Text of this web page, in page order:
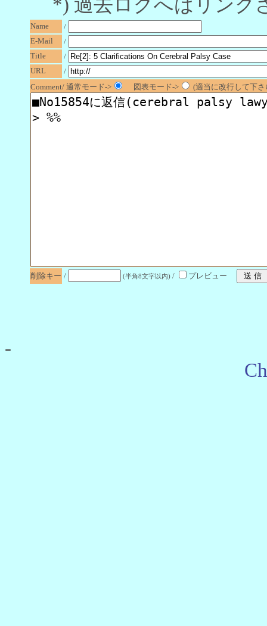
*) 過去ログへはリンク
Name
/
E-Mail
/
Title
/
URL
/
Comment/ 通常モード->
図表モード-> (適当に改行して下
削除キー / (半角8文字以内) / プレビュー
-